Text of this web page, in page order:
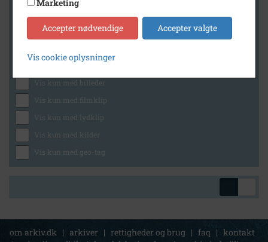
Generelt
Vis kun med billeder
Vis kun med filmklip
Vis kun med lydklip
Vis kun med kilder
Vis kun med geo-tag
om arkiv.dk | arkiver | rettigheder og brug | faq | kontakt
Marketing
Accepter nødvendige Accepter valgte
Vis cookie oplysninger